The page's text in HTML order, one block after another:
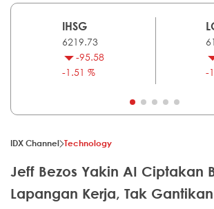
IHSG
6219.73
-95.58
-1.51 %
-
IDX Channel Technology
Jeff Bezos Yakin AI Ciptakan
Lapangan Kerja, Tak